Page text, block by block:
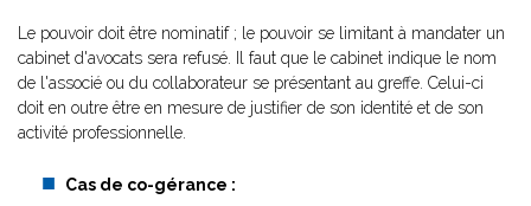
Le pouvoir doit être nominatif ; le pouvoir se limitant à mandater un
cabinet d'avocats sera refusé. Il faut que le cabinet indique le nom
de l'associé ou du collaborateur se présentant au greffe. Celui-ci
doit en outre être en mesure de justifier de son identité et de son
activité professionnelle.
Cas de co-gérance :